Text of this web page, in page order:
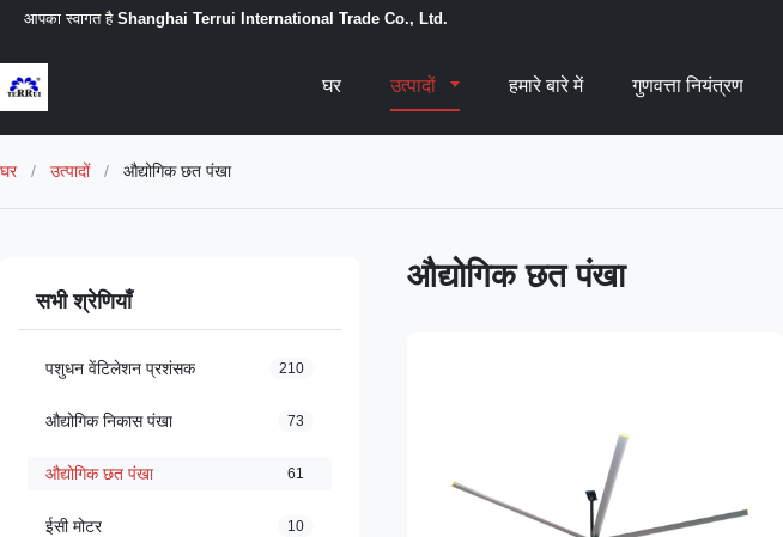
आपका स्वागत है Shanghai Terrui International Trade Co., Ltd.
घर उत्पादों हमारे बारे में गुणवत्ता नियंत्रण
घर / उत्पादों / औद्योगिक छत पंखा
सभी श्रेणियाँ
पशुधन वेंटिलेशन प्रशंसक 210
औद्योगिक निकास पंखा 73
औद्योगिक छत पंखा 61
ईसी मोटर 10
औद्योगिक छत पंखा